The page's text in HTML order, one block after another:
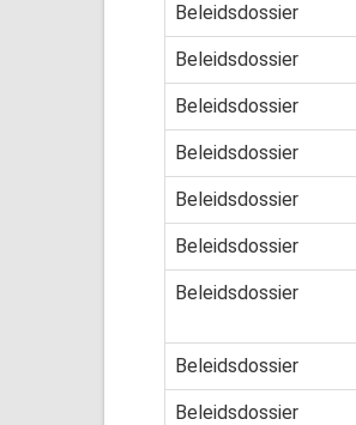
Beleidsdossier
Beleidsdossier
Beleidsdossier
Beleidsdossier
Beleidsdossier
Beleidsdossier
Beleidsdossier
Beleidsdossier
Beleidsdossier